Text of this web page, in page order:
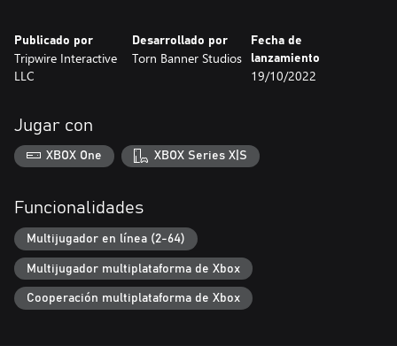
artilugio, que se añadirá a tu inventario de aparición.
6. 1000 coronas + 5000 de oro
- Recibe 1000 coronas (divisa exclusiva) y 5000 de oro (divisa
Publicado por
Tripwire Interactive
LLC
Desarrollado por
Torn Banner Studios
Fecha de
lanzamiento
19/10/2022
Jugar con
XBOX One XBOX Series X|S
Funcionalidades
Multijugador en línea (2-64)
Multijugador multiplataforma de Xbox
Cooperación multiplataforma de Xbox